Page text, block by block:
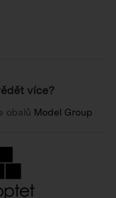
více?
obalů Model Group